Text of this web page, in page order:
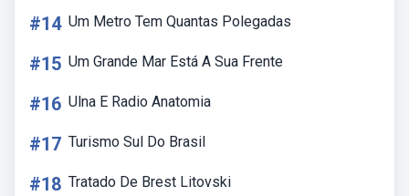
#14 Um Metro Tem Quantas Polegadas
#15 Um Grande Mar Está A Sua Frente
#16 Ulna E Radio Anatomia
#17 Turismo Sul Do Brasil
#18 Tratado De Brest Litovski